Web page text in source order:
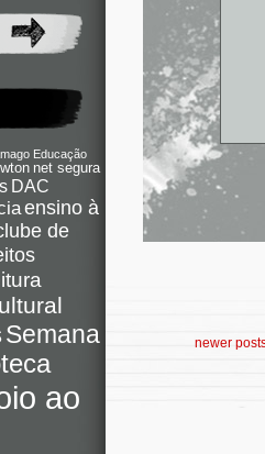
Educação
net segura
DAC
ensino à
de
Semana
ao
newer